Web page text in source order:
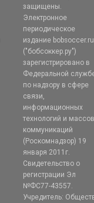
защищены.
Электронное
периодическое
издание bobsoccer.ru
("бобсоккер.ру")
зарегистрировано в
Федеральной
по надзору в сфере
связи,
информационных
технологий и
коммуникаций
(Роскомнадзор) 19
января 2011г.
Свидетельство о
регистрации Эл
№ФС77-43557.
Учредитель: